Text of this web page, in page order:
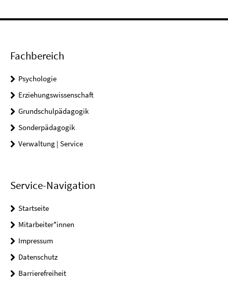
Fachbereich
Psychologie
Erziehungswissenschaft
Grundschulpädagogik
Sonderpädagogik
Verwaltung | Service
Service-Navigation
Startseite
Mitarbeiter*innen
Impressum
Datenschutz
Barrierefreiheit